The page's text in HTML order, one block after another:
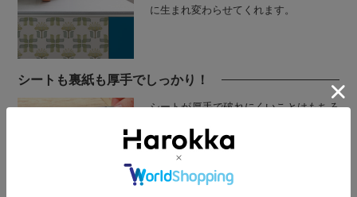
に生まれ変わらせてくれます。
シートも裏紙も厚手でしっかり！
シートが厚手で破れにくいことはもちろ
はがしにくい」を解決して、スムーズに
作業が進められます。